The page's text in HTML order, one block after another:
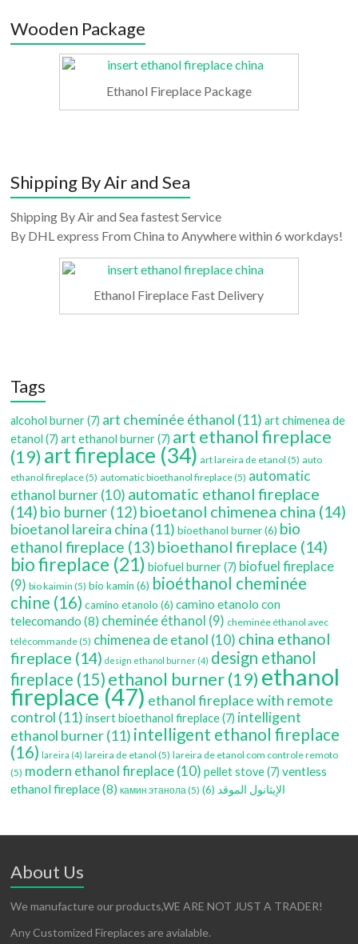
Wooden Package
Ethanol Fireplace Package
Shipping By Air and Sea
Shipping By Air and Sea fastest Service
By DHL express From China to Anywhere within 6 workdays!
Ethanol Fireplace Fast Delivery
Tags
alcohol burner(7) art cheminée éthanol (11) art chimenea de
etanol (7) art ethanol burner(7) art ethanol fireplace
(19) art fireplace (34) art lareira de etanol (5) auto
ethanol fireplace(5) automatic bioethanol fireplace(5) automatic
ethanol burner(10) automatic ethanol fireplace
(14) bio burner (12) bioetanol chimenea china (14)
bioetanol lareira china (11) bioethanol burner(6) bio
ethanol fireplace (13) bioethanol fireplace (14)
bio fireplace (21) biofuel burner(7) biofuel fireplace
(9) bio kaimin (5) bio kamin (6) bioéthanol cheminée
chine (16) camino etanolo (6) camino etanolo con
telecomando (8) cheminée éthanol (9) cheminée éthanol avec
télécommande(5) chimenea de etanol (10) china ethanol
fireplace (14) design ethanol burner (4) design ethanol
fireplace (15) ethanol burner(19) ethanol
fireplace(47) ethanol fireplace with remote
control (11) insert bioethanol fireplace(7) intelligent
ethanol burner(11) intelligent ethanol fireplace
(16) lareira (4) lareira de etanol (5) lareira de etanol com controle remoto
(5) modern ethanol fireplace(10) pellet stove(7) ventless
ethanol fireplace(8) камин этанола(5) الإيثانول الموقد(6)
About Us
We manufacture our products,WE ARE NOT JUST A TRADER!
Any Customized Fireplaces are avialable.